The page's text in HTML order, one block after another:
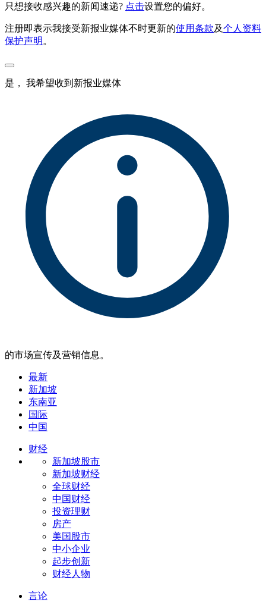
只想接收感兴趣的新闻速递? 点击设置您的偏好。
注册即表示我接受新报业媒体不时更新的使用条款及个人资料
保护声明 。
是， 我希望收到新报业媒体
的市场宣传及营销信息。
最新
新加坡
东南亚
国际
中国
财经
新加坡股市
新加坡财经
全球财经
中国财经
投资理财
房产
美国股市
中小企业
起步创新
财经人物
言论